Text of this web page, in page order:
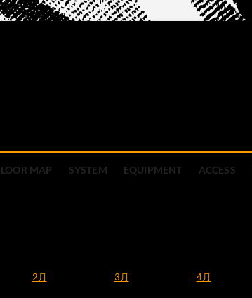
MAP SYSTEM EQUIPMENT ACCESS
2月 3月 4月